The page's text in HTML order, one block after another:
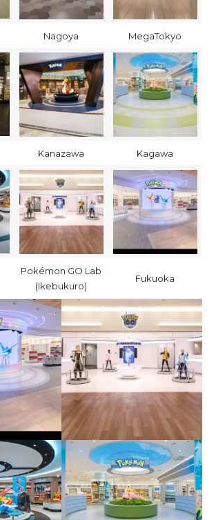
Nagoya MegaTokyo
Kanazawa Kagawa
Pokémon GO Lab
(Ikebukuro)
Fukuoka